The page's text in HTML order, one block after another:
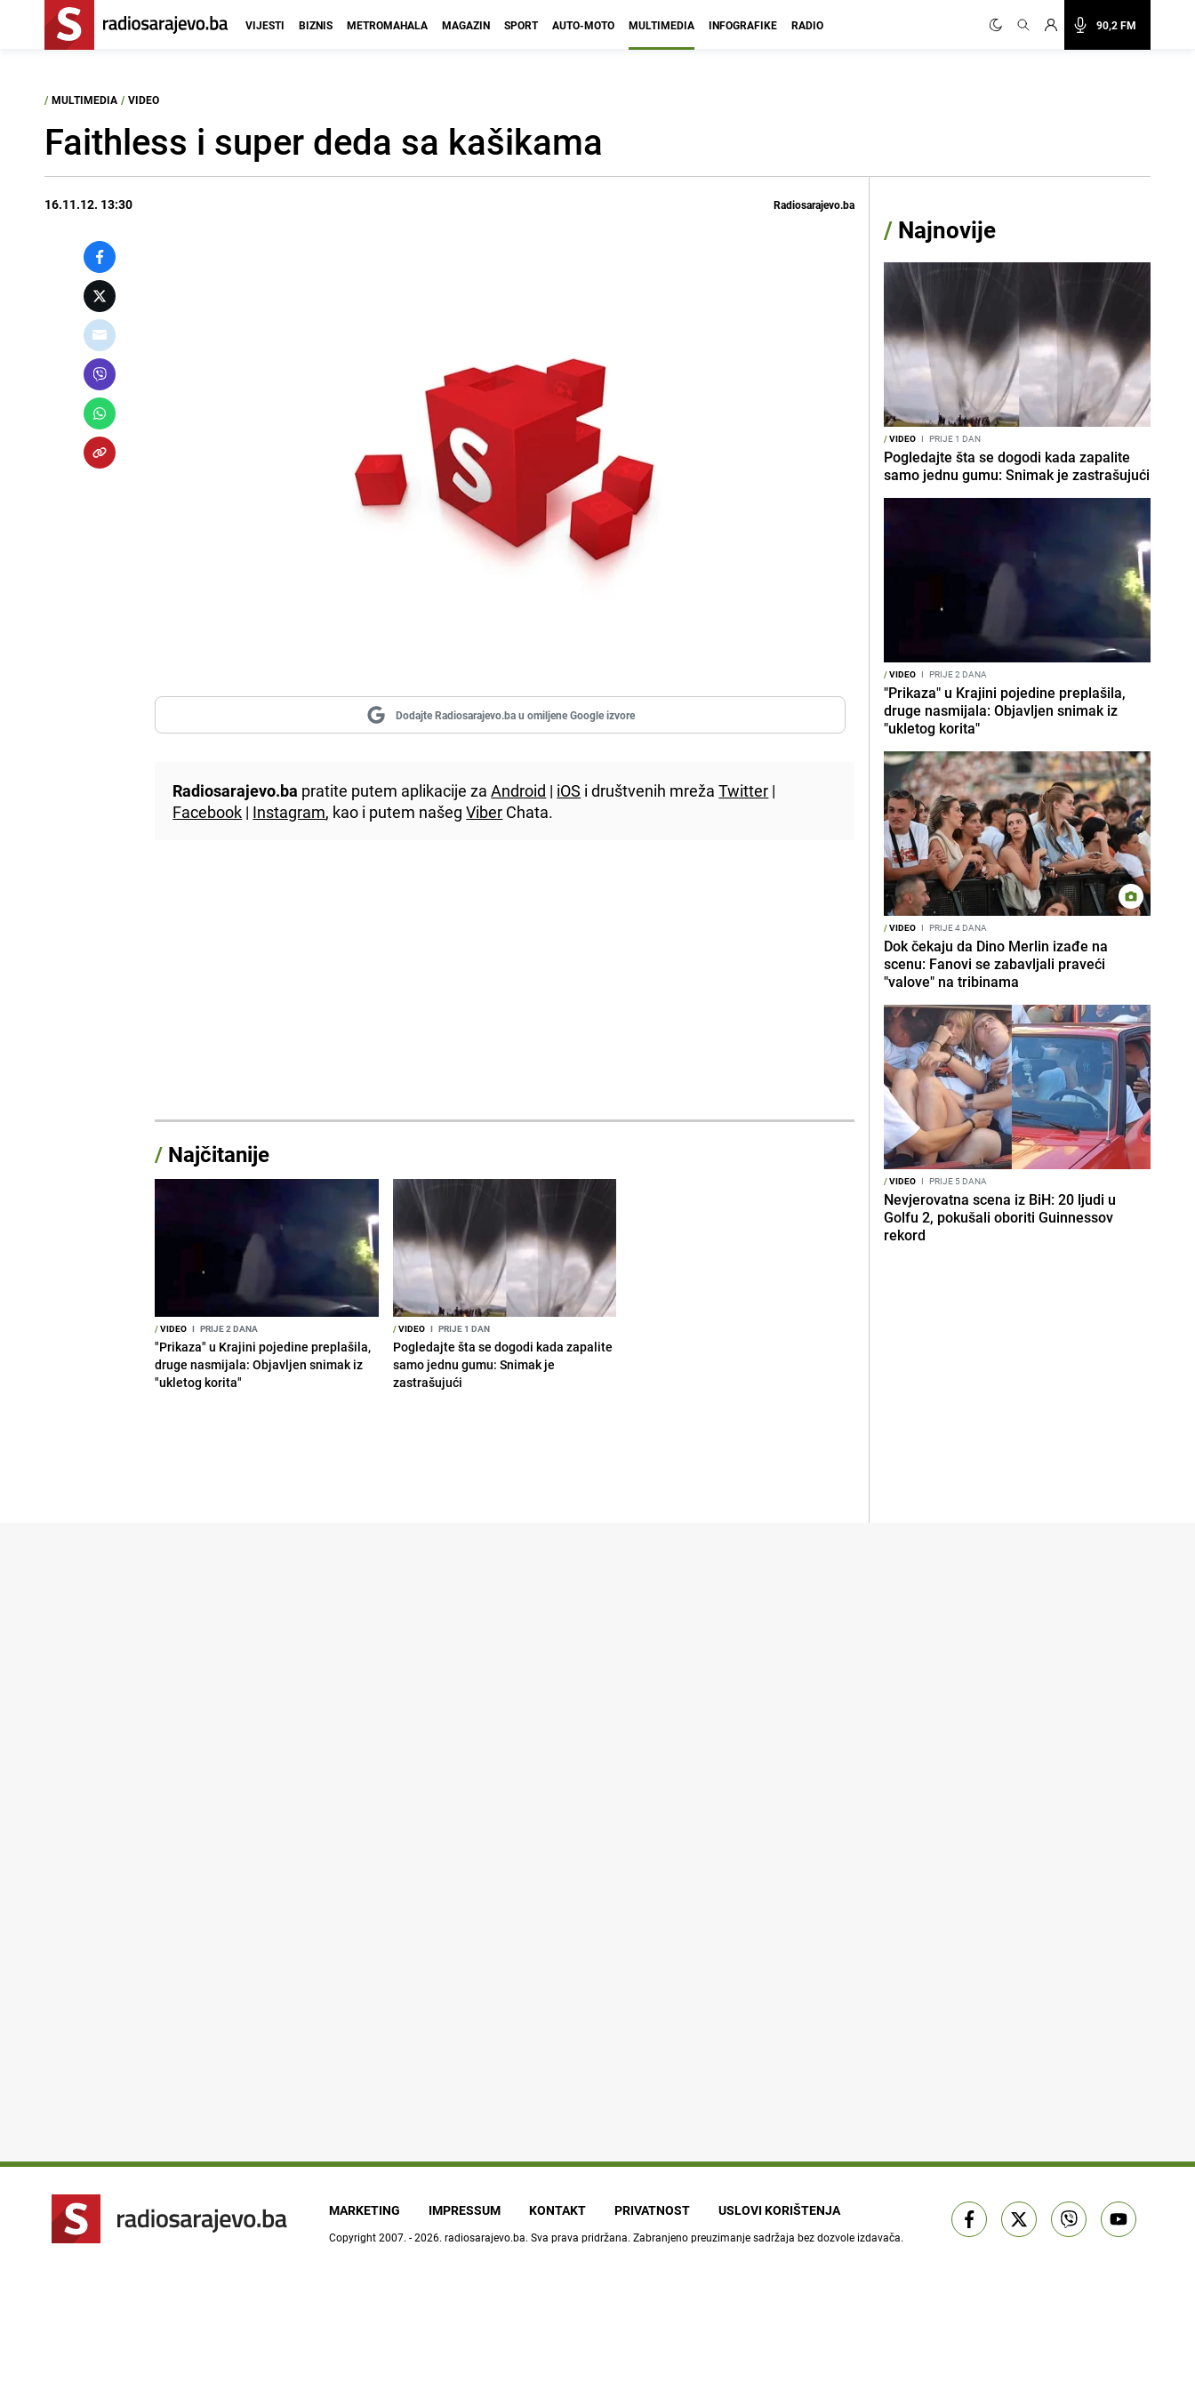
90,2 FM
VIJESTI BIZNIS METROMAHALA MAGAZIN SPORT AUTO-MOTO MULTIMEDIA INFOGRAFIKE RADIO
/ MULTIMEDIA / VIDEO
Faithless i super deda sa kašikama
16.11.12. 13:30 Radiosarajevo.ba
Dodajte Radiosarajevo.ba u omiljene Google izvore
Radiosarajevo.ba pratite putem aplikacije zaAndroid | iOS i društvenih mrežaTwitter |
Facebook | Instagram, kao i putem našegViber Chata.
/ Najčitanije
/VIDEO I PRIJE 2 DANA
"Prikaza" u Krajini pojedine preplašila,
druge nasmijala: Objavljen snimak iz
"ukletog korita"
/VIDEO I PRIJE 1 DAN
Pogledajte šta se dogodi kada zapalite
samo jednu gumu: Snimak je
zastrašujući
/ Najnovije
/VIDEO I PRIJE 1 DAN
Pogledajte šta se dogodi kada zapalite
samo jednu gumu: Snimak je zastrašujući
/VIDEO I PRIJE 2 DANA
"Prikaza" u Krajini pojedine preplašila,
druge nasmijala: Objavljen snimak iz
"ukletog korita"
/VIDEO I PRIJE 4 DANA
Dok čekaju da Dino Merlin izađe na
scenu: Fanovi se zabavljali praveći
"valove" na tribinama
/VIDEO I PRIJE 5 DANA
Nevjerovatna scena iz BiH: 20 ljudi u
Golfu 2, pokušali oboriti Guinnessov
rekord
MARKETING IMPRESSUM KONTAKT PRIVATNOST USLOVI KORIŠTENJA
Copyright 2007. - 2026. radiosarajevo.ba. Sva prava pridržana. Zabranjeno preuzimanje sadržaja bez dozvole izdavača.